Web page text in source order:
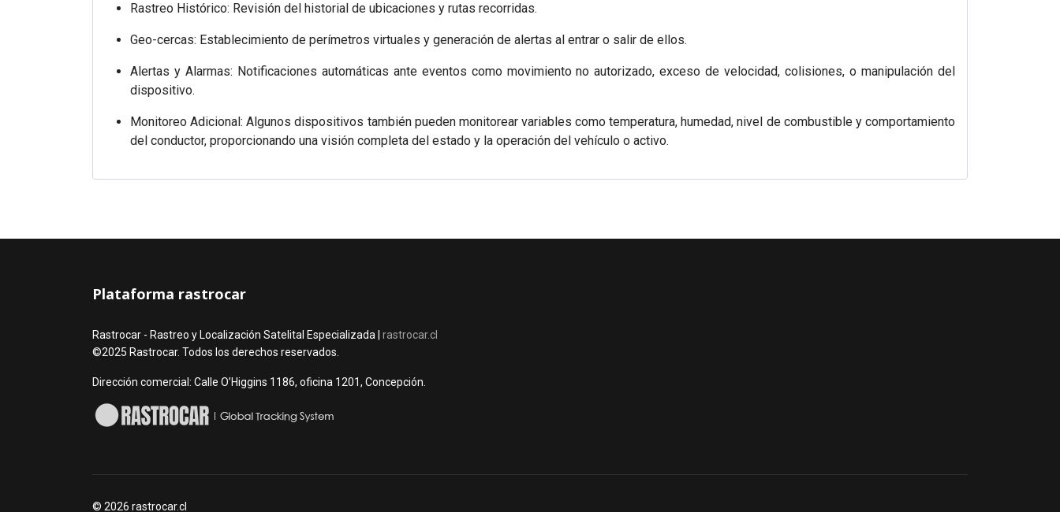
Rastreo Histórico: Revisión del historial de ubicaciones y rutas recorridas.
Geo-cercas: Establecimiento de perímetros virtuales y generación de alertas al entrar o salir de ellos.
Alertas y Alarmas: Notificaciones automáticas ante eventos como movimiento no autorizado, exceso de velocidad, colisiones, o manipulación del
dispositivo.
Monitoreo Adicional: Algunos dispositivos también pueden monitorear variables como temperatura, humedad, nivel de combustible y comportamiento
del conductor, proporcionando una visión completa del estado y la operación del vehículo o activo.
Plataforma rastrocar
Rastrocar - Rastreo y Localización Satelital Especializada | rastrocar.cl
©2025 Rastrocar. Todos los derechos reservados.
Dirección comercial: Calle O’Higgins 1186, oficina 1201, Concepción.
© 2026 rastrocar.cl